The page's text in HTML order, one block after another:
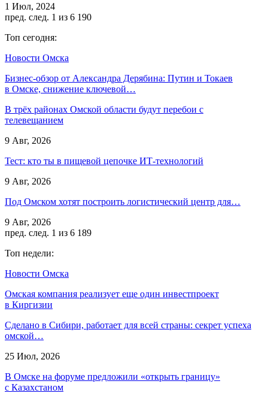
1 Июл, 2024
пред. след. 1 из 6 190
Топ сегодня:
Новости Омска
Бизнес-обзор от Александра Дерябина: Путин и Токаев
в Омске, снижение ключевой…
В трёх районах Омской области будут перебои с
телевещанием
9 Авг, 2026
Тест: кто ты в пищевой цепочке ИТ-технологий
9 Авг, 2026
Под Омском хотят построить логистический центр для…
9 Авг, 2026
пред. след. 1 из 6 189
Топ недели:
Новости Омска
Омская компания реализует еще один инвестпроект
в Киргизии
Сделано в Сибири, работает для всей страны: секрет успеха
омской…
25 Июл, 2026
В Омске на форуме предложили «открыть границу»
с Казахстаном